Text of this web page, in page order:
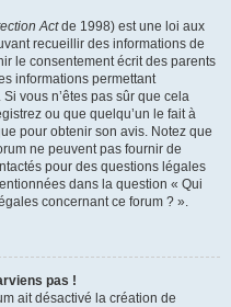
Actde 1998) est une loi aux
recueillir des informations de
le consentement écrit des parents
informations permettant
vous n’êtes pas sûr que cela
ou que quelqu’un le fait à
pour obtenir son avis. Notez que
ne peuvent pas fournir de
pour des questions légales
dans la question « Qui
concernant ce forum ? ».
pas !
ait désactivé la création de